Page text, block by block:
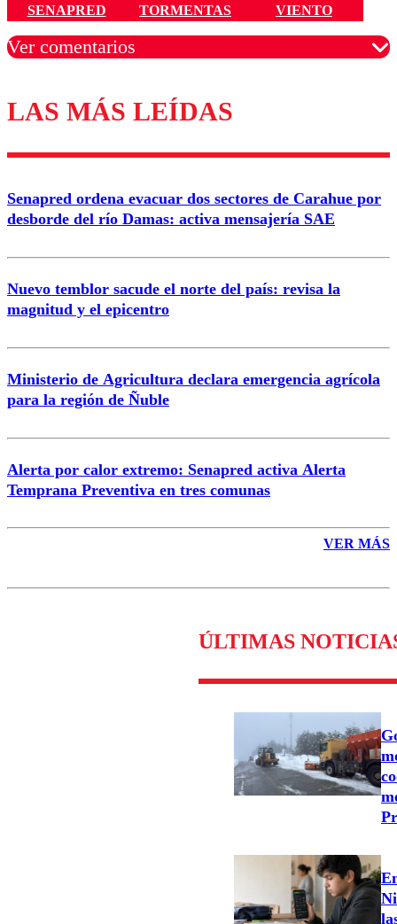
SENAPRED
TORMENTAS VIENTO
Ver comentarios
Los comentarios son moderados para garantizar un
diálogo respetuoso.
Correo
LAS MÁS LEÍDAS
Senapred ordena evacuar dos sectores de Carahue por
desborde del río Damas: activa mensajería SAE
Nuevo temblor sacude el norte del país: revisa la
magnitud y el epicentro
Ministerio de Agricultura declara emergencia agrícola
para la región de Ñuble
Alerta por calor extremo: Senapred activa Alerta
Temprana Preventiva en tres comunas
VER MÁS
ÚLTIMAS